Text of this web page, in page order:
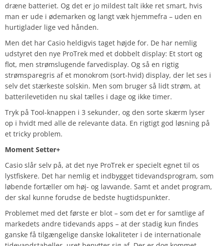
dræne batteriet. Og det er jo mildest talt ikke ret smart, hvis
man er ude i ødemarken og langt væk hjemmefra – uden en
hurtiglader lige ved hånden.
Men det har Casio heldigvis taget højde for. De har nemlig
udstyret den nye ProTrek med et dobbelt display: Et stort og
flot, men strømslugende farvedisplay. Og så en rigtig
strømsparegris af et monokrom (sort-hvid) display, der let ses i
selv det stærkeste solskin. Men som bruger så lidt strøm, at
batterilevetiden nu skal tælles i dage og ikke timer.
Tryk på Tool-knappen i 3 sekunder, og den sorte skærm lyser
op i hvidt med alle de relevante data. En rigtigt god løsning på
et tricky problem.
Moment Setter+
Casio slår selv på, at det nye ProTrek er specielt egnet til os
lystfiskere. Det har nemlig et indbygget tidevandsprogram, som
løbende fortæller om høj- og lavvande. Samt et andet program,
der skal kunne forudse de bedste hugtidspunkter.
Problemet med det første er blot – som det er for samtlige af
markedets andre tidevands apps – at der stadig kun findes
ganske få tilgængelige danske lokaliteter i de internationale